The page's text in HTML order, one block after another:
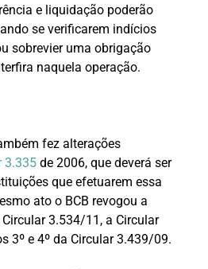
e liquidação poderão
se verificarem indícios
sobrevier uma obrigação
naquela operação.
fez alterações
3.335de 2006, que deverá ser
que efetuarem essa
ato o BCB revogou a
3.534/11, a Circular
3º e 4º da Circular 3.439/09.